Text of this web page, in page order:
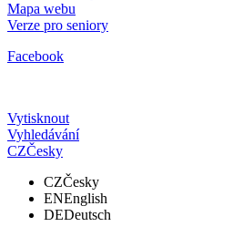
Mapa webu
Verze pro seniory
Facebook
Vytisknout
Vyhledávání
CZČesky
CZČesky
ENEnglish
DEDeutsch